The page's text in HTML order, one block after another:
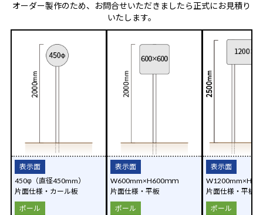
オーダー製作のため、お問合せいただきましたら正式にお見積り
いたします。
表示面
450φ（直径450mm）
片面仕様・カール板
ポール
表示面
W600mm×H600ｍｍ
片面仕様・平板
ポール
表示面
片面仕様・平板
ポール